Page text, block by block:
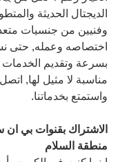
الديجتال الحديثة
وفنيين من جنسيات
اختصاصه وعمله, حتى
بسرعة وتقديم الخدمات
مناسبة لا مثيل لها,
واستمتع بخدماتنا.
منطقة السلام